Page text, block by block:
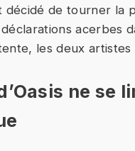
décidé de tourner la
acerbes
les deux artistes
ne se